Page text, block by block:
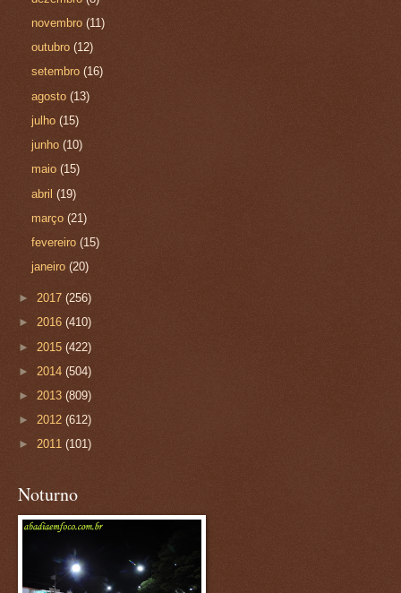
novembro(11)
outubro(12)
setembro(16)
agosto(13)
julho(15)
junho(10)
maio(15)
abril(19)
março(21)
fevereiro(15)
janeiro(20)
► 2017 (256)
► 2016 (410)
► 2015 (422)
► 2014 (504)
► 2013 (809)
► 2012 (612)
► 2011 (101)
Noturno